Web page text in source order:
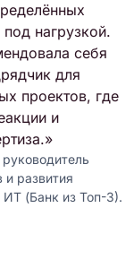
нагрузкой.
себя
для
проектов, где
и
развития
(Банк из Топ-3).